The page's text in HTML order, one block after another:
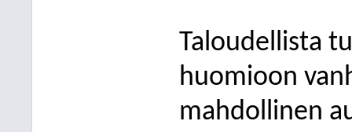
Taloudellista
huomioon
mahdollinen